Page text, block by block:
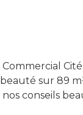
sur 89
conseils